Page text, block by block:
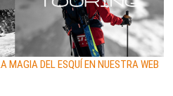
MAGIA DEL ESQUÍ EN NUESTRA WEB